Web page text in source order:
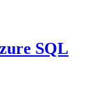
SQL